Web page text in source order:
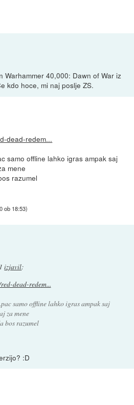
Warhammer 40,000: Dawn of War iz
kdo hoce, mi naj poslje ZS.
dead-redem...
samo offline lahko igras ampak saj
mene
razumel
ob 18:53)
izjavil:
dead-redem...
samo offline lahko igras ampak saj
za mene
bos razumel
:D